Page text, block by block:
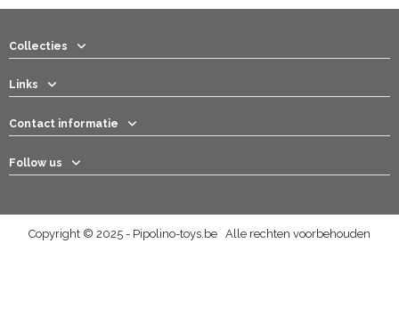
Collecties
Links
Contact informatie
Follow us
Copyright © 2025 - Pipolino-toys.be Alle rechten voorbehouden